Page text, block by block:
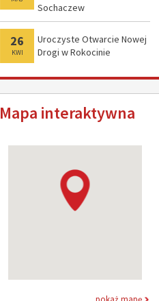
Sochaczew
26
KWI
Uroczyste Otwarcie Nowej
Drogi w Rokocinie
Mapa interaktywna